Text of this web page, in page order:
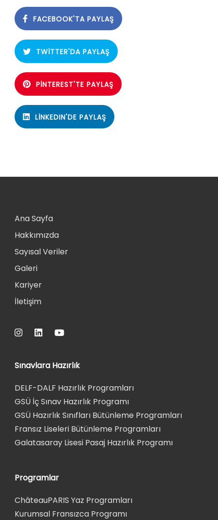
FACEBOOK'TA PAYLAŞ
TWITTER'DA PAYLAŞ
PINTEREST'TE PAYLAŞ
LINKEDIN'DE PAYLAŞ
Ana Sayfa
Hakkımızda
Sayısal Veriler
Galeri
Kariyer
İletişim
Sınavlara Hazırlık
DELF-DALF Hazırlık Programları
GSÜ İç Sınav Hazırlık Programı
GSÜ Hazırlık Sınıfları Bütünleme Programları
Fransız Liseleri Bütünleme Programları
Galatasaray Lisesi Pasaj Hazırlık Programı
Programlar
ChâteauPARIS Yaz Programları
Kurumsal Fransızca Programı